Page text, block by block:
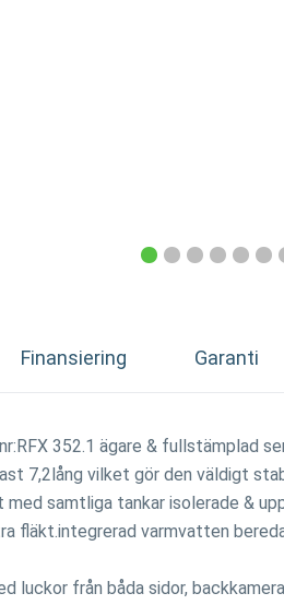
Finansiering Garanti
352.1 ägare & fullstämplad
7,2lång vilket gör den väldigt
samtliga tankar isolerade &
fläkt.integrerad varmvatten
luckor från båda sidor,